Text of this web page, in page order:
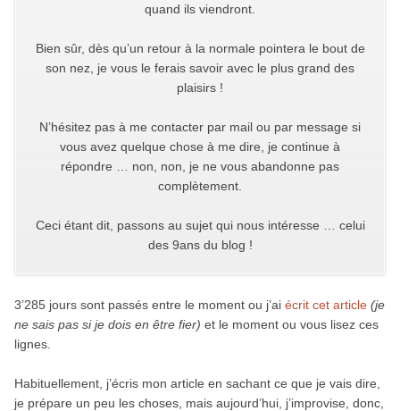
quand ils viendront.
Bien sûr, dès qu’un retour à la normale pointera le bout de
son nez, je vous le ferais savoir avec le plus grand des
plaisirs !
N’hésitez pas à me contacter par mail ou par message si
vous avez quelque chose à me dire, je continue à
répondre … non, non, je ne vous abandonne pas
complètement.
Ceci étant dit, passons au sujet qui nous intéresse … celui
des 9ans du blog !
3’285 jours sont passés entre le moment ou j’ai écrit cet article (je
ne sais pas si je dois en être fier) et le moment ou vous lisez ces
lignes.
Habituellement, j’écris mon article en sachant ce que je vais dire,
je prépare un peu les choses, mais aujourd’hui, j’improvise, donc,